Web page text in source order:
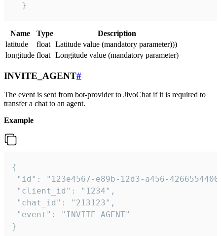
  }
Name Type
Description
latitude
float Latitude value (mandatory parameter)))
longitude float Longitude value (mandatory parameter)
INVITE_AGENT#
The event is sent from bot-provider to JivoChat if it is required to
transfer a chat to an agent.
Example
{
"id": "123e4567-e89b-12d3-a456-
"client_id": "1234",
"chat_id": "213123",
"event": "INVITE_AGENT"
}